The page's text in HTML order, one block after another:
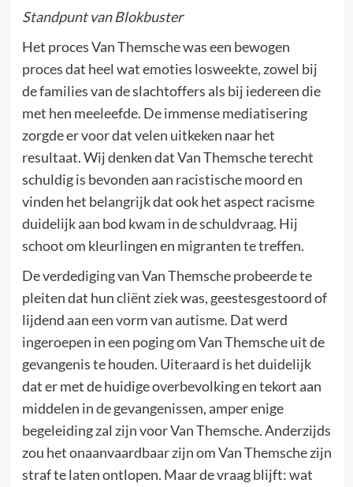
Standpunt van Blokbuster
Het proces Van Themsche was een bewogen
proces dat heel wat emoties losweekte, zowel bij
de families van de slachtoffers als bij iedereen die
met hen meeleefde. De immense mediatisering
zorgde er voor dat velen uitkeken naar het
resultaat. Wij denken dat Van Themsche terecht
schuldig is bevonden aan racistische moord en
vinden het belangrijk dat ook het aspect racisme
duidelijk aan bod kwam in de schuldvraag. Hij
schoot om kleurlingen en migranten te treffen.
De verdediging van Van Themsche probeerde te
pleiten dat hun cliënt ziek was, geestesgestoord of
lijdend aan een vorm van autisme. Dat werd
ingeroepen in een poging om Van Themsche uit de
gevangenis te houden. Uiteraard is het duidelijk
dat er met de huidige overbevolking en tekort aan
middelen in de gevangenissen, amper enige
begeleiding zal zijn voor Van Themsche. Anderzijds
zou het onaanvaardbaar zijn om Van Themsche zijn
straf te laten ontlopen. Maar de vraag blijft: wat